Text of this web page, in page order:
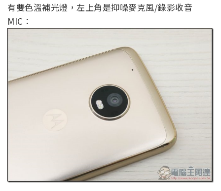
有雙色溫補光燈，左上角是抑噪麥克風/錄影收音
MIC：